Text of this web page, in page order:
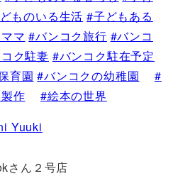
ものいる生活 #子どもある
マ #バンコク旅行 #バンコ
ク駐妻 #バンコク駐在予定
育園 #バンコクの幼稚園
#
作
#絵本の世界
Yuuki
さん２号店